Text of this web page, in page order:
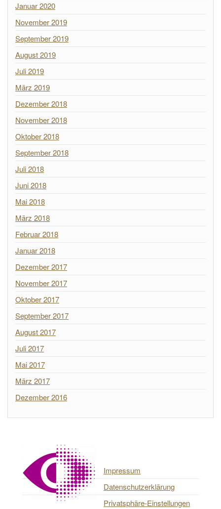
Januar 2020
November 2019
September 2019
August 2019
Juli 2019
März 2019
Dezember 2018
November 2018
Oktober 2018
September 2018
Juli 2018
Juni 2018
Mai 2018
März 2018
Februar 2018
Januar 2018
Dezember 2017
November 2017
Oktober 2017
September 2017
August 2017
Juli 2017
Mai 2017
März 2017
Dezember 2016
Impressum
Datenschutzerklärung
Privatsphäre-Einstellungen